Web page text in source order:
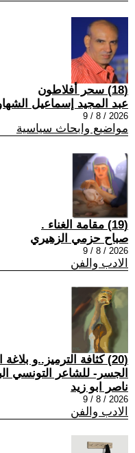
(18) سحر أفلاطون
عبد المجيد إسماعيل
2026 / 8 / 9
مواضيع وابحاث سياسية
(19) مقامة الغناء .
صباح حزمي الزهيري
2026 / 8 / 9
الادب والفن
(20) كثافة الترميز..و
الجسر- للشاعر التونسي
ناصر ابو زيد
2026 / 8 / 9
الادب والفن